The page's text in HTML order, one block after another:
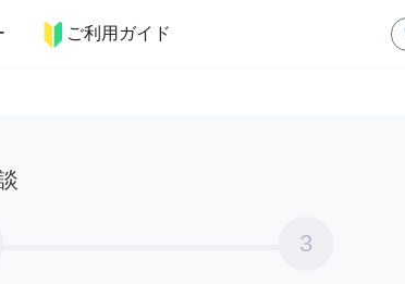
ご利用ガイド
ペット 料理
3